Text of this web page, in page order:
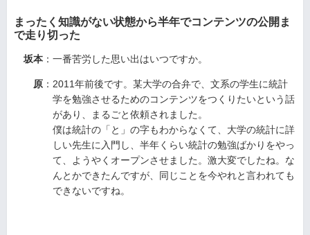
まったく知識がない状態から半年でコンテンツの公開ま
で走り切った
坂本 ：一番苦労した思い出はいつですか。
原 ：2011年前後です。某大学の合弁で、文系の学生に統計
学を勉強させるためのコンテンツをつくりたいという話
があり、まるごと依頼されました。
僕は統計の「と」の字もわからなくて、大学の統計に詳
しい先生に入門し、半年くらい統計の勉強ばかりをやっ
て、ようやくオープンさせました。激大変でしたね。な
んとかできたんですが、同じことを今やれと言われても
できないですね。